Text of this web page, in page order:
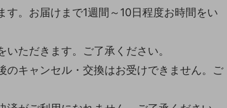
。お届けまで1週間～10日程度お時間をい
ただきます。ご了承ください。
のキャンセル・交換はお受けできません。ご